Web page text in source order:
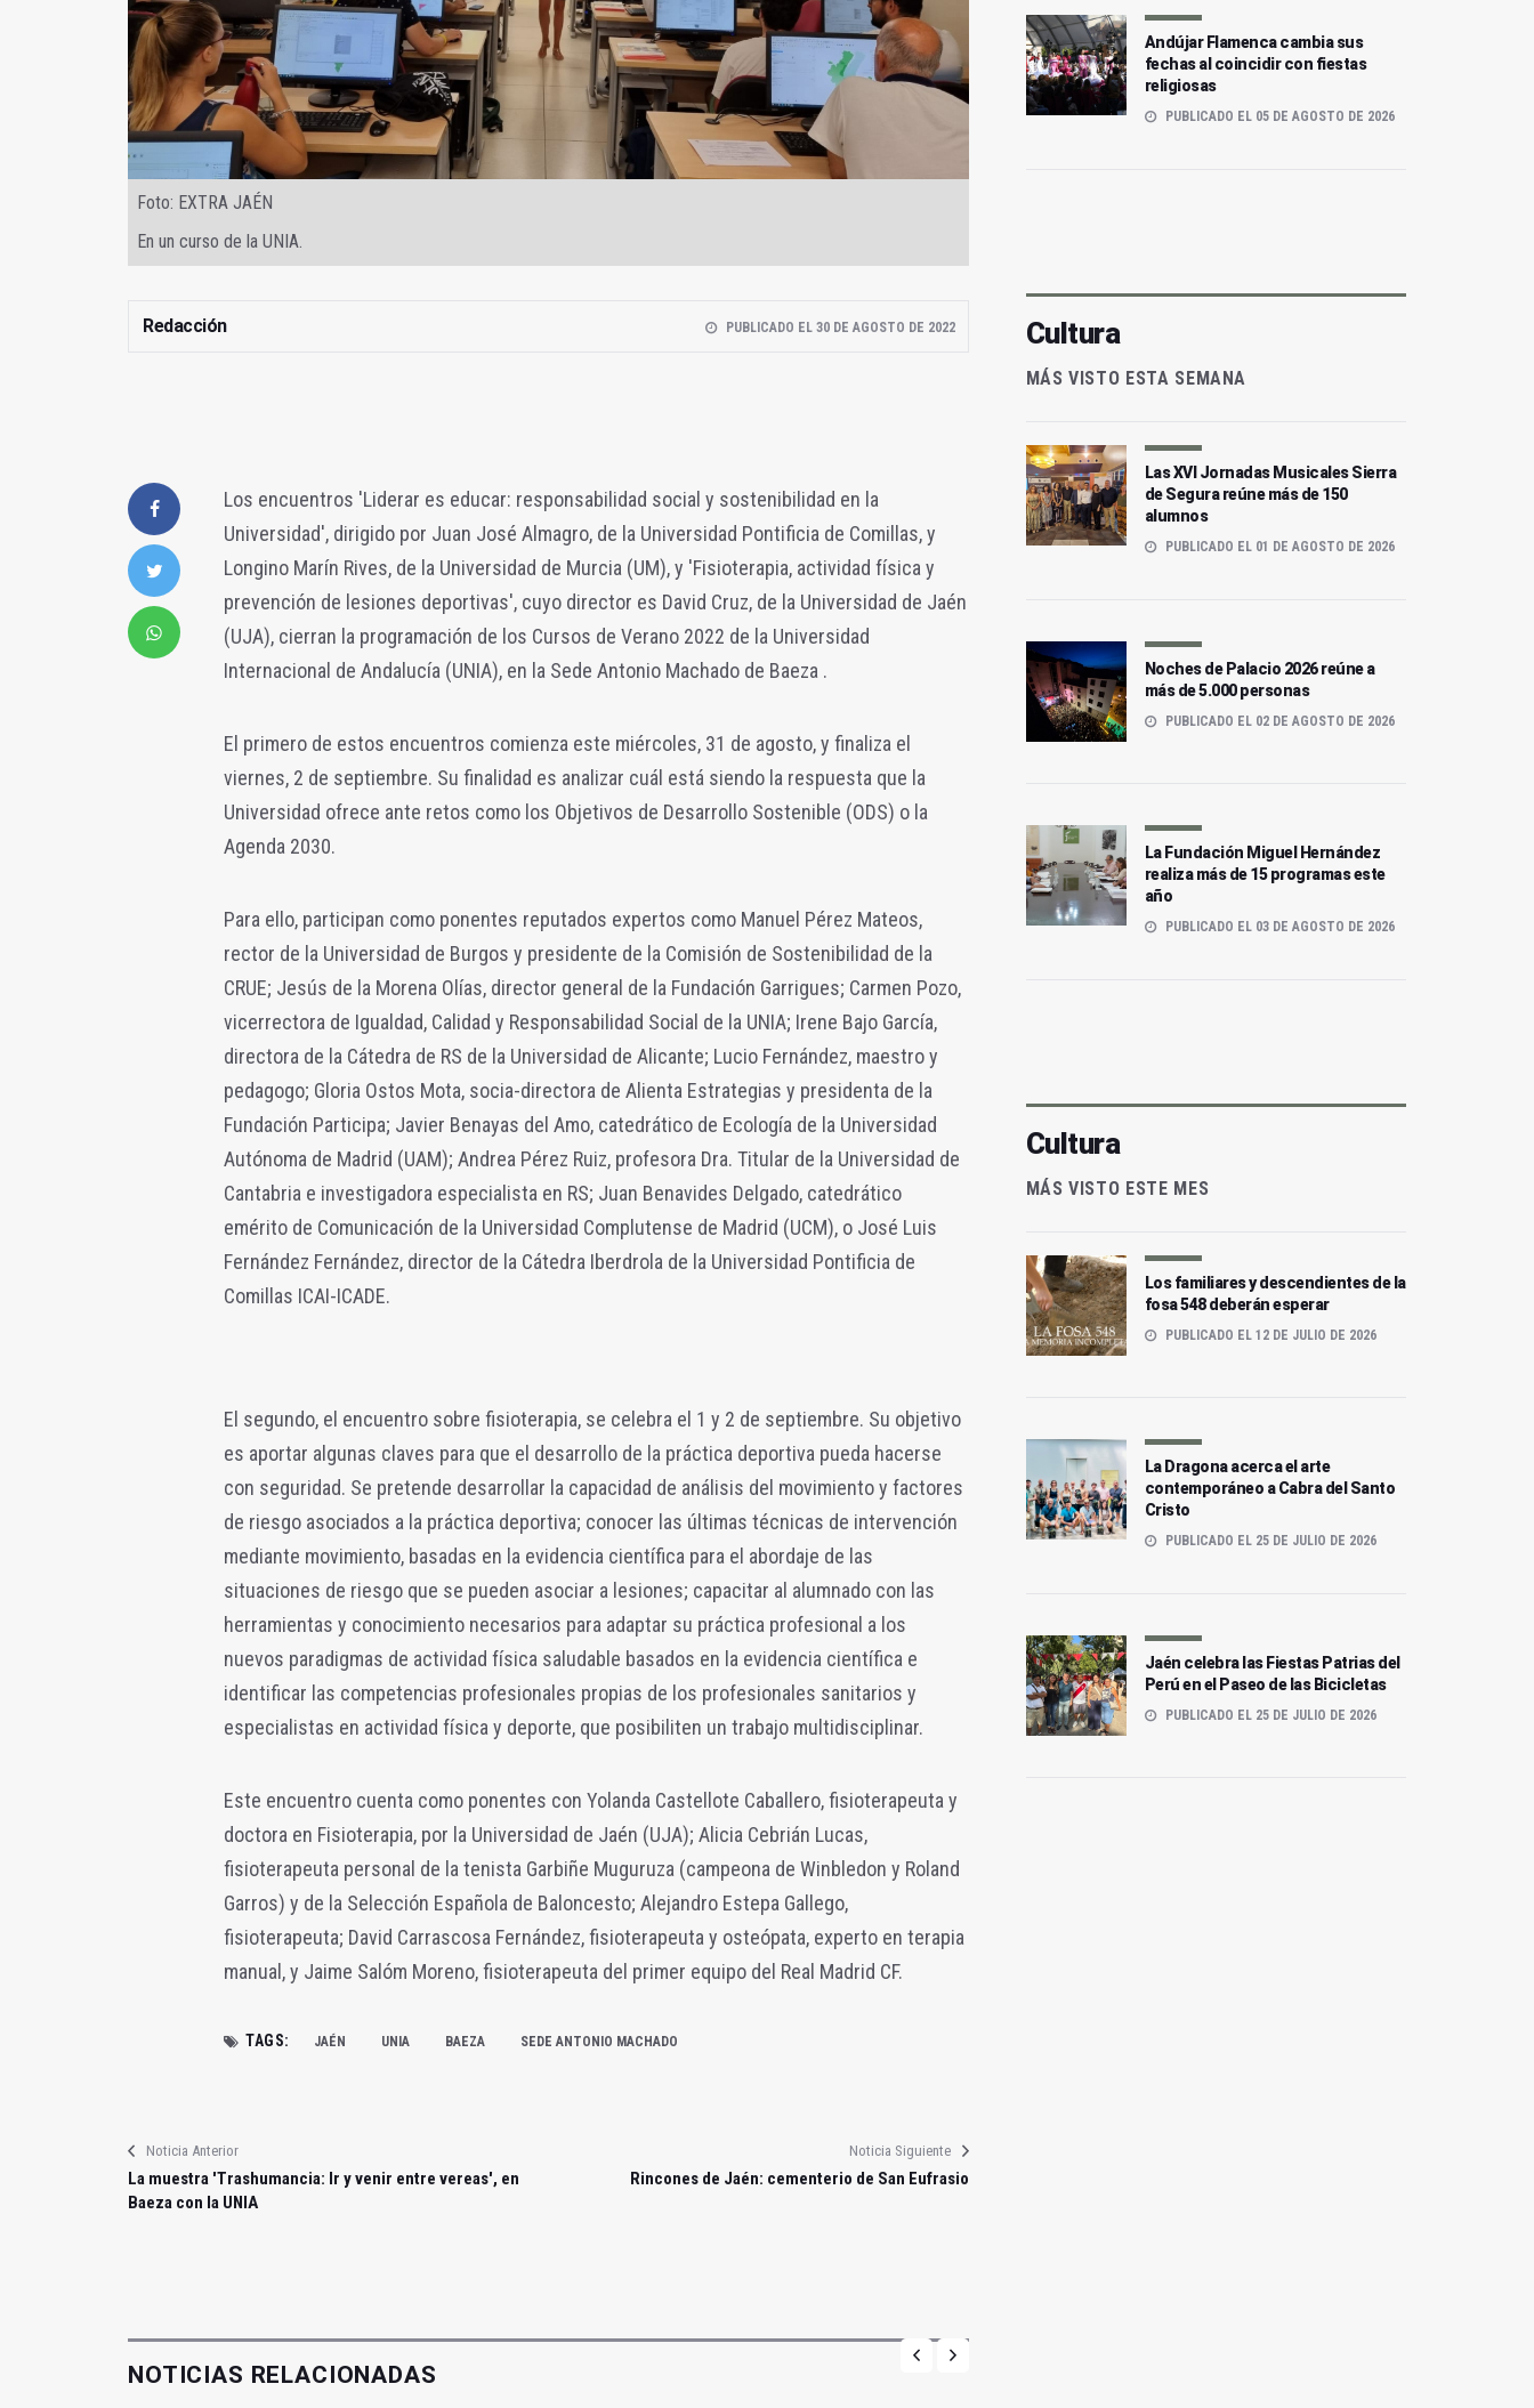
Foto: EXTRA JAÉN
En un curso de la UNIA.
Redacción PUBLICADO EL 30 DE AGOSTO DE 2022
Los encuentros 'Liderar es educar: responsabilidad social y sostenibilidad en la
Universidad', dirigido por Juan José Almagro, de la Universidad Pontificia de Comillas, y
Longino Marín Rives, de la Universidad de Murcia (UM), y 'Fisioterapia, actividad física y
prevención de lesiones deportivas', cuyo director es David Cruz, de la Universidad de Jaén
(UJA), cierran la programación de los Cursos de Verano 2022 de la Universidad
Internacional de Andalucía (UNIA), en la Sede Antonio Machado de Baeza .
El primero de estos encuentros comienza este miércoles, 31 de agosto, y finaliza el
viernes, 2 de septiembre. Su finalidad es analizar cuál está siendo la respuesta que la
Universidad ofrece ante retos como los Objetivos de Desarrollo Sostenible (ODS) o la
Agenda 2030.
Para ello, participan como ponentes reputados expertos como Manuel Pérez Mateos,
rector de la Universidad de Burgos y presidente de la Comisión de Sostenibilidad de la
CRUE; Jesús de la Morena Olías, director general de la Fundación Garrigues; Carmen Pozo,
vicerrectora de Igualdad, Calidad y Responsabilidad Social de la UNIA; Irene Bajo García,
directora de la Cátedra de RS de la Universidad de Alicante; Lucio Fernández, maestro y
pedagogo; Gloria Ostos Mota, socia-directora de Alienta Estrategias y presidenta de la
Fundación Participa; Javier Benayas del Amo, catedrático de Ecología de la Universidad
Autónoma de Madrid (UAM); Andrea Pérez Ruiz, profesora Dra. Titular de la Universidad de
Cantabria e investigadora especialista en RS; Juan Benavides Delgado, catedrático
emérito de Comunicación de la Universidad Complutense de Madrid (UCM), o José Luis
Fernández Fernández, director de la Cátedra Iberdrola de la Universidad Pontificia de
Comillas ICAI-ICADE.
El segundo, el encuentro sobre fisioterapia, se celebra el 1 y 2 de septiembre. Su objetivo
es aportar algunas claves para que el desarrollo de la práctica deportiva pueda hacerse
con seguridad. Se pretende desarrollar la capacidad de análisis del movimiento y factores
de riesgo asociados a la práctica deportiva; conocer las últimas técnicas de intervención
mediante movimiento, basadas en la evidencia científica para el abordaje de las
situaciones de riesgo que se pueden asociar a lesiones; capacitar al alumnado con las
herramientas y conocimiento necesarios para adaptar su práctica profesional a los
nuevos paradigmas de actividad física saludable basados en la evidencia científica e
identificar las competencias profesionales propias de los profesionales sanitarios y
especialistas en actividad física y deporte, que posibiliten un trabajo multidisciplinar.
Este encuentro cuenta como ponentes con Yolanda Castellote Caballero, fisioterapeuta y
doctora en Fisioterapia, por la Universidad de Jaén (UJA); Alicia Cebrián Lucas,
fisioterapeuta personal de la tenista Garbiñe Muguruza (campeona de Winbledon y Roland
Garros) y de la Selección Española de Baloncesto; Alejandro Estepa Gallego,
fisioterapeuta; David Carrascosa Fernández, fisioterapeuta y osteópata, experto en terapia
manual, y Jaime Salóm Moreno, fisioterapeuta del primer equipo del Real Madrid CF.
TAGS: JAÉN UNIA BAEZA SEDE ANTONIO MACHADO
Noticia Anterior
La muestra 'Trashumancia: Ir y venir entre vereas', en
Baeza con la UNIA
Noticia Siguiente
Rincones de Jaén: cementerio de San Eufrasio
NOTICIAS RELACIONADAS
Andújar Flamenca cambia sus
fechas al coincidir con fiestas
religiosas
PUBLICADO EL 05 DE AGOSTO DE 2026
Cultura
MÁS VISTO ESTA SEMANA
Las XVI Jornadas Musicales Sierra
de Segura reúne más de 150
alumnos
PUBLICADO EL 01 DE AGOSTO DE 2026
Noches de Palacio 2026 reúne a
más de 5.000 personas
PUBLICADO EL 02 DE AGOSTO DE 2026
La Fundación Miguel Hernández
realiza más de 15 programas este
año
PUBLICADO EL 03 DE AGOSTO DE 2026
Cultura
MÁS VISTO ESTE MES
Los familiares y descendientes de la
fosa 548 deberán esperar
PUBLICADO EL 12 DE JULIO DE 2026
La Dragona acerca el arte
contemporáneo a Cabra del Santo
Cristo
PUBLICADO EL 25 DE JULIO DE 2026
Jaén celebra las Fiestas Patrias del
Perú en el Paseo de las Bicicletas
PUBLICADO EL 25 DE JULIO DE 2026